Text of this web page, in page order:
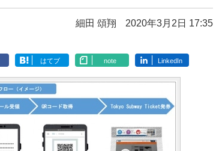
細田 頌翔 2020年3月2日 17:35
はてブ note LinkedIn